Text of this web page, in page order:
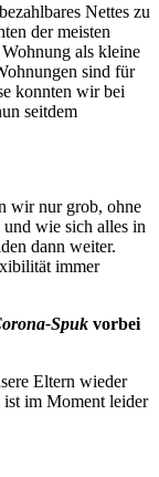
Nettes zu
der meisten
als kleine
sind für
konnten wir bei
seitdem
wir nur grob, ohne
wie sich alles in
dann weiter.
immer
rona-Spuk vorbei
Eltern wieder
ist im Moment leider